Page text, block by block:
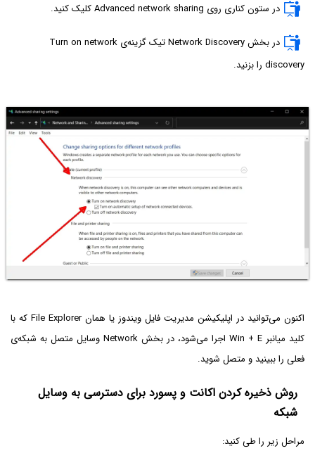
در ستون کناری روی Advanced network sharing کلیک کنید.
در بخش Network Discovery تیک گزینه‌ی Turn on network
discovery را بزنید.
اکنون می‌توانید در اپلیکیشن مدیریت فایل ویندوز یا همان File Explorer که با
کلید میانبر Win + E اجرا می‌شود، در بخش Network وسایل متصل به شبکه‌ی
فعلی را ببینید و متصل شوید.
روش ذخیره کردن اکانت و پسورد برای دسترسی به وسایل
شبکه
مراحل زیر را طی کنید: